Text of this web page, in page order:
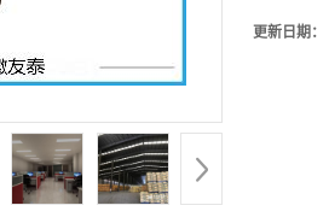
更新日期：